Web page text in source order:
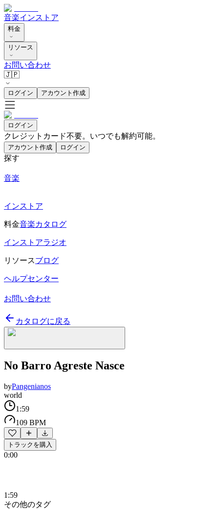
音楽インストア
料金
リソース
お問い合わせ
🇯🇵
ログイン アカウント作成
ログイン
クレジットカード不要。いつでも解約可能。
アカウント作成 ログイン
探す
音楽
インストア
料金音楽カタログ
インストアラジオ
リソースブログ
ヘルプセンター
お問い合わせ
カタログに戻る
No Barro Agreste Nasce
byPangenianos
world
1:59
109 BPM
トラックを購入
0:00
1:59
その他のタグ